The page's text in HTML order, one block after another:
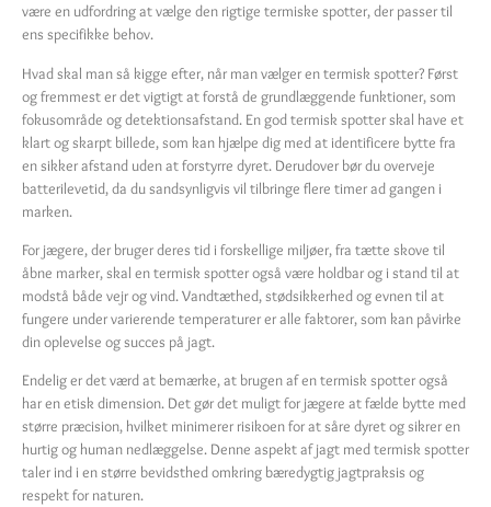
være en udfordring at vælge den rigtige termiske spotter, der passer til
ens specifikke behov.
Hvad skal man så kigge efter, når man vælger en termisk spotter? Først
og fremmest er det vigtigt at forstå de grundlæggende funktioner, som
fokusområde og detektionsafstand. En god termisk spotter skal have et
klart og skarpt billede, som kan hjælpe dig med at identificere bytte fra
en sikker afstand uden at forstyrre dyret. Derudover bør du overveje
batterilevetid, da du sandsynligvis vil tilbringe flere timer ad gangen i
marken.
For jægere, der bruger deres tid i forskellige miljøer, fra tætte skove til
åbne marker, skal en termisk spotter også være holdbar og i stand til at
modstå både vejr og vind. Vandtæthed, stødsikkerhed og evnen til at
fungere under varierende temperaturer er alle faktorer, som kan påvirke
din oplevelse og succes på jagt.
Endelig er det værd at bemærke, at brugen af en termisk spotter også
har en etisk dimension. Det gør det muligt for jægere at fælde bytte med
større præcision, hvilket minimerer risikoen for at såre dyret og sikrer en
hurtig og human nedlæggelse. Denne aspekt af jagt med termisk spotter
taler ind i en større bevidsthed omkring bæredygtig jagtpraksis og
respekt for naturen.